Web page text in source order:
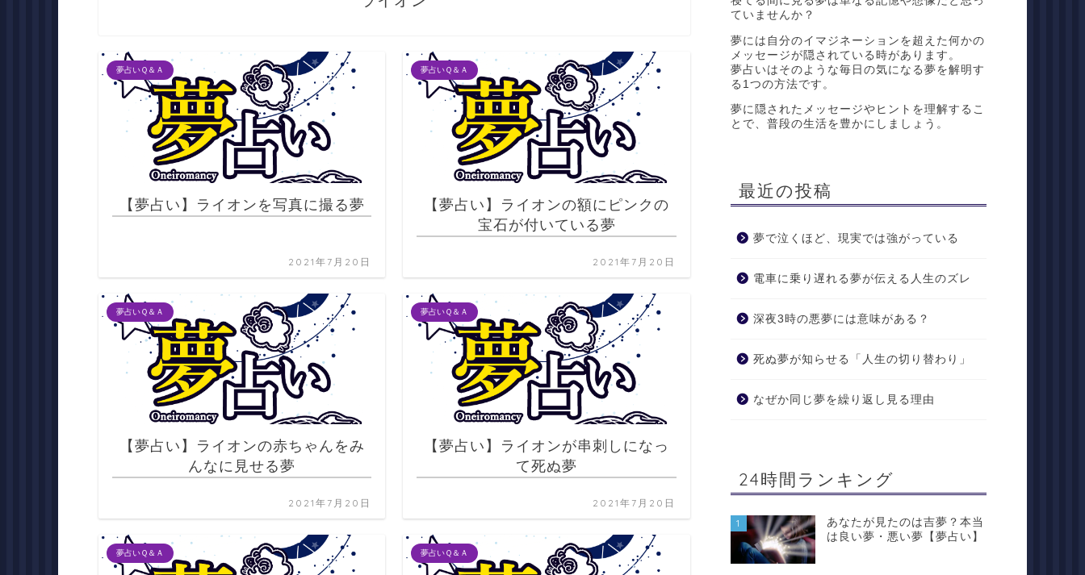
夢占いＱ＆Ａ
【夢占い】ライオンを写真に撮る夢
2021年7月20日
夢占いＱ＆Ａ
【夢占い】ライオンの額にピンクの
宝石が付いている夢
2021年7月20日
夢占いＱ＆Ａ
【夢占い】ライオンの赤ちゃんをみ
んなに見せる夢
2021年7月20日
夢占いＱ＆Ａ
【夢占い】ライオンが串刺しになっ
て死ぬ夢
2021年7月20日
夢占いＱ＆Ａ 夢占いＱ＆Ａ
ていませんか？
夢には自分のイマジネーションを超えた何かの
メッセージが隠されている時があります。
夢占いはそのような毎日の気になる夢を解明す
る1つの方法です。
夢に隠されたメッセージやヒントを理解するこ
とで、普段の生活を豊かにしましょう。
最近の投稿
夢で泣くほど、現実では強がっている
電車に乗り遅れる夢が伝える人生のズレ
深夜3時の悪夢には意味がある？
死ぬ夢が知らせる「人生の切り替わり」
なぜか同じ夢を繰り返し見る理由
24時間ランキング
1
あなたが見たのは吉夢？本当
は良い夢・悪い夢【夢占い】